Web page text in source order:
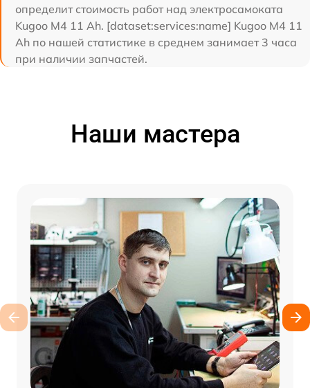
определит стоимость работ над электросамоката
Kugoo M4 11 Ah. [dataset:services:name] Kugoo M4 11
Ah по нашей статистике в среднем занимает 3 часа
при наличии запчастей.
Наши мастера